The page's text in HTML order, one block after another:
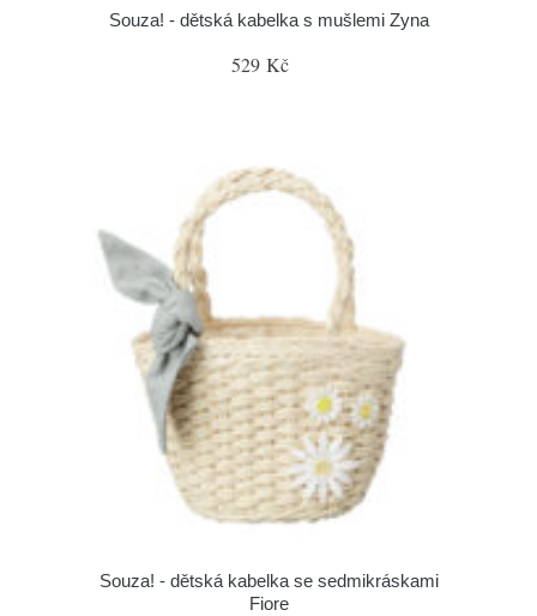
Souza! - dětská kabelka s mušlemi Zyna
529 Kč
Souza! - dětská kabelka se sedmikráskami
Fiore